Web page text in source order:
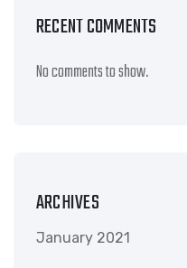
RECENT COMMENTS
No comments to show.
ARCHIVES
January 2021